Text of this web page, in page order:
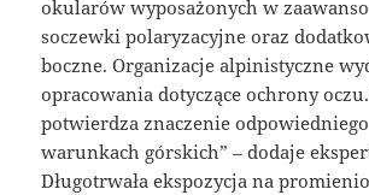
okularów wyposażonych w
soczewki polaryzacyjne oraz
boczne. Organizacje alpinistyczne
opracowania dotyczące ochrony
potwierdza znaczenie
warunkach górskich” – dodaje
Długotrwała ekspozycja na